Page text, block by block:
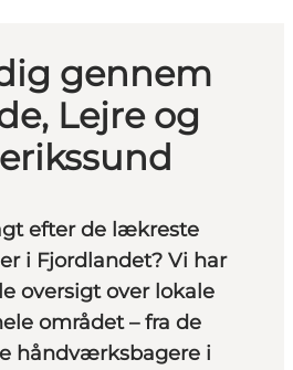
gennem
Lejre og
efter de lækreste
i Fjordlandet? Vi har
oversigt over lokale
området – fra de
håndværksbagere i